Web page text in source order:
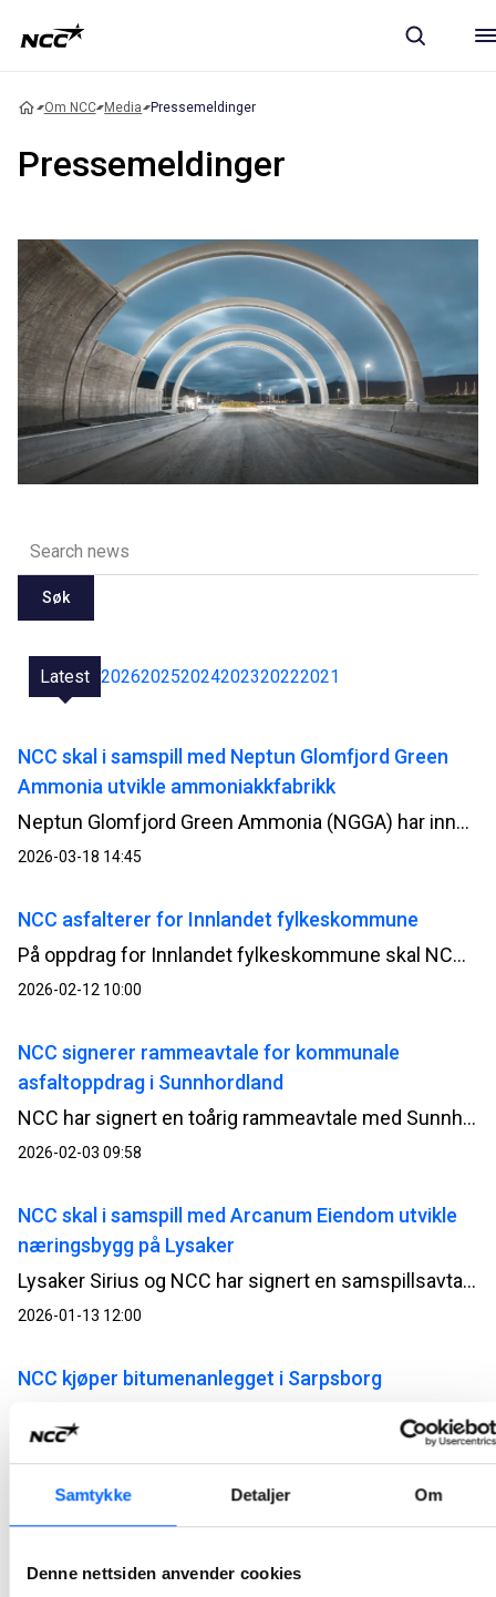
Samtykke Detaljer Om
Denne nettsiden anvender cookies
Om NCC Media Pressemeldinger
Pressemeldinger
Søk
Latest 202620252024202320222021
NCC skal i samspill med Neptun Glomfjord Green
Ammonia utvikle ammoniakkfabrikk
Neptun Glomfjord Green Ammonia (NGGA) har inngått en samspillsavtale med NCC om utviklingen av et nytt prosessanlegg for produksjon av grønn ammoniakk i Glomfjord.
2026-03-18 14:45
NCC asfalterer for Innlandet fylkeskommune
På oppdrag for Innlandet fylkeskommune skal NCC asfaltere fylkeskommunale veier i 2026. Arbeidet er delt inn i to kontrakter, som samlet har en verdi på omlag 200 millioner kroner.
2026-02-12 10:00
NCC signerer rammeavtale for kommunale
asfaltoppdrag i Sunnhordland
NCC har signert en toårig rammeavtale med Sunnhordland Innkjøpsforum for asfaltering av kommunale veier og arealer i 2026 – 2027.
2026-02-03 09:58
NCC skal i samspill med Arcanum Eiendom utvikle
næringsbygg på Lysaker
Lysaker Sirius og NCC har signert en samspillsavtale for utvikling av et næringsbygg i Philip Pedersens vei 9 i Bærum.
2026-01-13 12:00
NCC kjøper bitumenanlegget i Sarpsborg
NCC tar over bitumenanlegget på Greåker i Sarpsborg. Med kjøpet styrker NCC kapasiteten for bitumenleveranser til asfaltvirksomheten på Østlandet.
2025-11-25 08:00
NCC markerer Awareness Day for 15. gang –